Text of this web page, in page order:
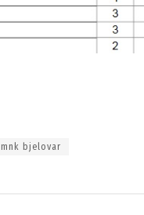
mnk bjelovar